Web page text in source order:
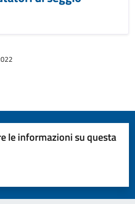
le informazioni su questa
stelle su 5
su 5
5